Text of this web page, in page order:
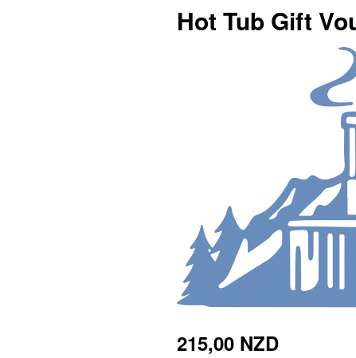
Hot Tub Gift
215,00 NZD